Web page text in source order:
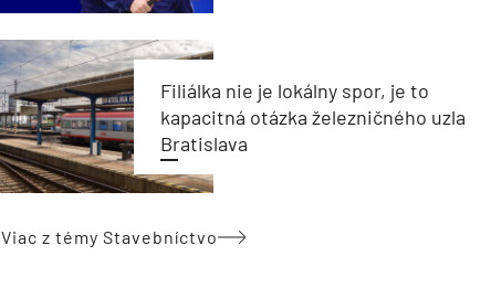
Filiálka nie je lokálny spor, je to
kapacitná otázka železničného uzla
Bratislava
Viac z témy Stavebníctvo